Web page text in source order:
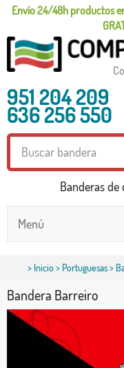
Envío 24/48h productos
951 204 209
636 256 550
Banderas
Menú
> Inicio> Portuguesas>
Bandera Barreiro